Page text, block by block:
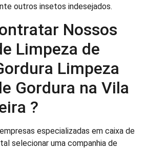
outros insetos indesejados.
Nossos
Limpeza de
Limpeza
Gordura na Vila
?
especializadas em caixa de
selecionar uma companhia de